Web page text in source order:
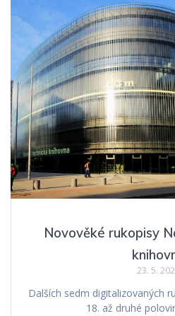
Novověké rukopisy
23. 5.
Dalších sedm digitalizovaných
18. až druhé